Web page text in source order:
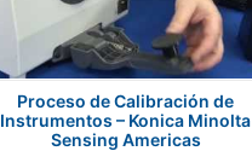
Proceso de Calibración de
Instrumentos – Konica Minolta
Sensing Americas